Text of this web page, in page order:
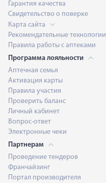
Гарантия качества
Свидетельство о поверке
Карта сайта
Рекомендательные технологии
Правила работы с аптеками
Программа лояльности
Аптечная семья
Активация карты
Правила участия
Проверить баланс
Личный кабинет
Вопрос-ответ
Электронные чеки
Партнерам
Проведение тендеров
Франчайзинг
Портал производителя